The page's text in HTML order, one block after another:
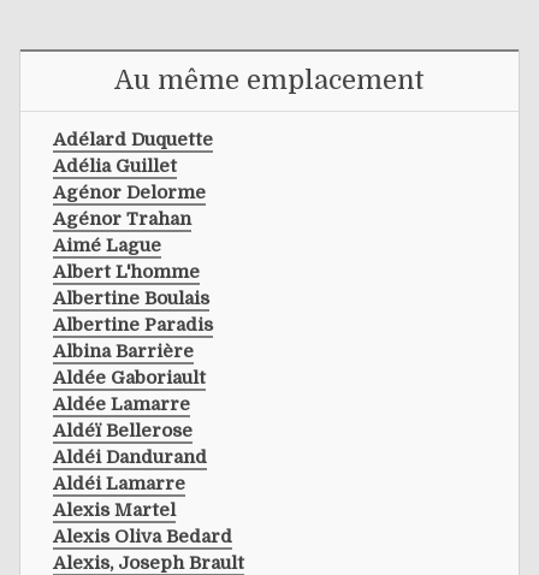
Au même emplacement
Adélard Duquette
Adélia Guillet
Agénor Delorme
Agénor Trahan
Aimé Lague
Albert L'homme
Albertine Boulais
Albertine Paradis
Albina Barrière
Aldée Gaboriault
Aldée Lamarre
Aldéï Bellerose
Aldéi Dandurand
Aldéi Lamarre
Alexis Martel
Alexis Oliva Bedard
Alexis, Joseph Brault